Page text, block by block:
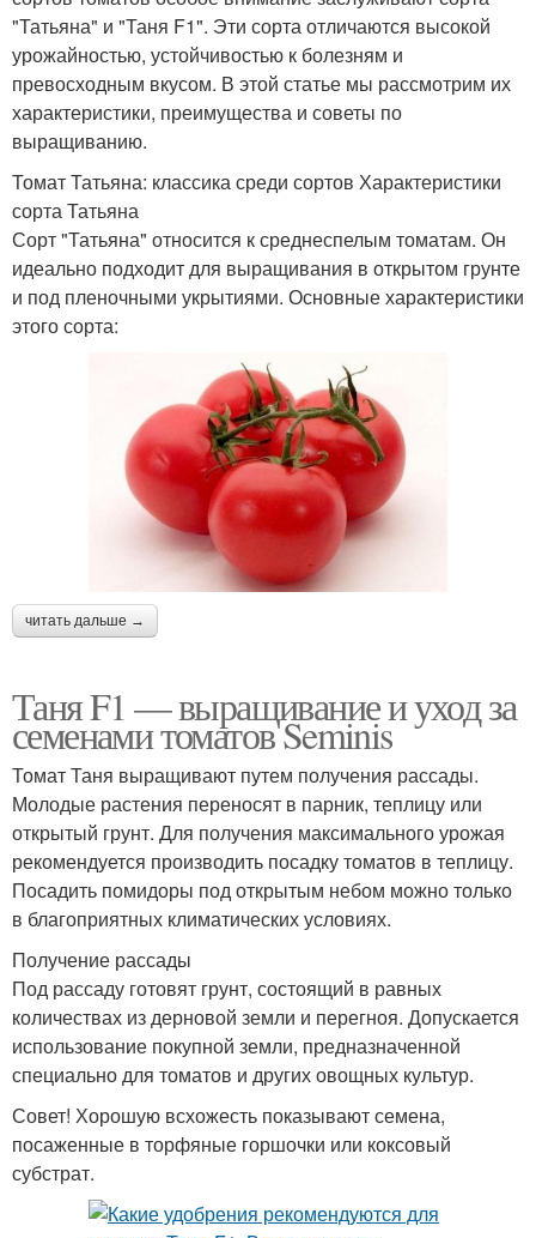
"Татьяна" и "Таня F1". Эти сорта отличаются высокой
урожайностью, устойчивостью к болезням и
превосходным вкусом. В этой статье мы рассмотрим их
характеристики, преимущества и советы по
выращиванию.
Томат Татьяна: классика среди сортов Характеристики
сорта Татьяна
Сорт "Татьяна" относится к среднеспелым томатам. Он
идеально подходит для выращивания в открытом грунте
и под пленочными укрытиями. Основные характеристики
этого сорта:
читать дальше →
Таня F1 — выращивание и уход за
семенами томатов Seminis
Томат Таня выращивают путем получения рассады.
Молодые растения переносят в парник, теплицу или
открытый грунт. Для получения максимального урожая
рекомендуется производить посадку томатов в теплицу.
Посадить помидоры под открытым небом можно только
в благоприятных климатических условиях.
Получение рассады
Под рассаду готовят грунт, состоящий в равных
количествах из дерновой земли и перегноя. Допускается
использование покупной земли, предназначенной
специально для томатов и других овощных культур.
Совет! Хорошую всхожесть показывают семена,
посаженные в торфяные горшочки или коксовый
субстрат.